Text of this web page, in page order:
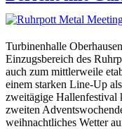
Turbinenhalle
Einzugsbereich des
auch zum mittlerweile
einem starken Line-Up
zweitägige Hallenfestival
zweiten
weihnachtliches Wetter